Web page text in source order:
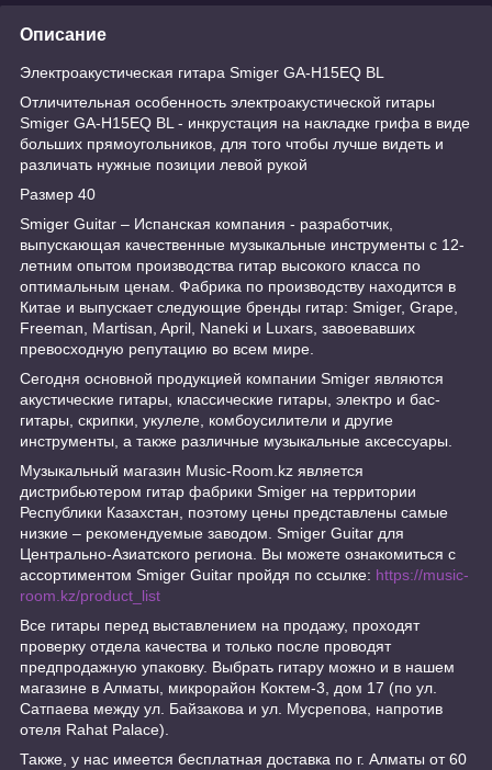
Описание
Электроакустическая гитара Smiger GA-H15EQ BL
Отличительная особенность электроакустической гитары
Smiger GA-H15EQ BL - инкрустация на накладке грифа в виде
больших прямоугольников, для того чтобы лучше видеть и
различать нужные позиции левой рукой
Размер 40
Smiger Guitar – Испанская компания - разработчик,
выпускающая качественные музыкальные инструменты с 12-
летним опытом производства гитар высокого класса по
оптимальным ценам. Фабрика по производству находится в
Китае и выпускает следующие бренды гитар: Smiger, Grape,
Freeman, Martisan, April, Naneki и Luxars, завоевавших
превосходную репутацию во всем мире.
Сегодня основной продукцией компании Smiger являются
акустические гитары, классические гитары, электро и бас-
гитары, скрипки, укулеле, комбоусилители и другие
инструменты, а также различные музыкальные аксессуары.
Музыкальный магазин Music-Room.kz является
дистрибьютером гитар фабрики Smiger на территории
Республики Казахстан, поэтому цены представлены самые
низкие – рекомендуемые заводом. Smiger Guitar для
Центрально-Азиатского региона. Вы можете ознакомиться с
ассортиментом Smiger Guitar пройдя по ссылке: https://music-
room.kz/product_list
Все гитары перед выставлением на продажу, проходят
проверку отдела качества и только после проводят
предпродажную упаковку. Выбрать гитару можно и в нашем
магазине в Алматы, микрорайон Коктем-3, дом 17 (по ул.
Сатпаева между ул. Байзакова и ул. Мусрепова, напротив
отеля Rahat Palace).
Также, у нас имеется бесплатная доставка по г. Алматы от 60